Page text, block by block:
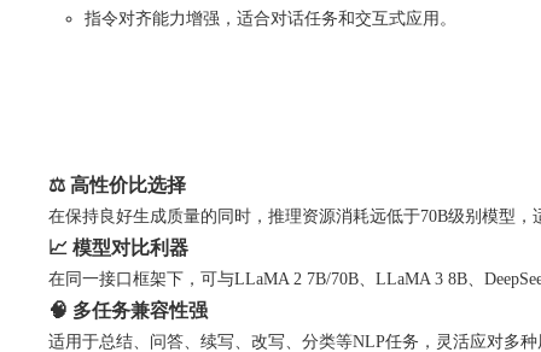
指令对齐能力增强，适合对话任务和交互式应用。
⚖️ 高性价比选择
在保持良好生成质量的同时，推理资源消耗远低于70B级别模型
📈 模型对比利器
在同一接口框架下，可与LLaMA 2 7B/70B、LLaMA 3 8B、
🧠 多任务兼容性强
适用于总结、问答、续写、改写、分类等NLP任务，灵活应对多